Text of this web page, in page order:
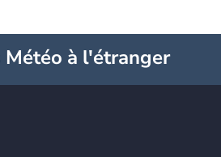
à l'étranger